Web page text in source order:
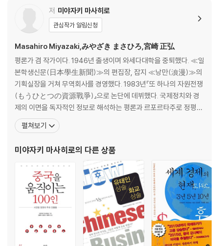
2장. 중국 버블의 끝에 세계 경제의 운명이 달려 있다
중국 버블은 어떻게 팽창되어 왔나?
금융공황은 이미 시작되었다
중국 버블은 과연 어디까지 부풀어 오를까?
비은행권의 융자 축소와 세계 신용공황
중국의 군사기지로 전락하는 나라들
중국에서의 자본 유출은 의도일까, 필연일까?
달러의 지원 없는 통화 발행으로 신용 잃어가는 위안화
중국 서민이 금을 사기 시작하면 위안화는 붕괴하고 만다
3장. 중국의 세계 전략이 실패할 수밖에 없는 이유
중국 채무의 덫에 걸려든 파키스탄, 스리랑카, 캄보디아의 운명은?
브루나이, 몰디브는 베네수엘라의 전철을 밟게 될까?
중국이 파놓은 개발의 덫에 빠지고 있는 아시아 국가들
중국의 아프리카 침공은 과연 성공할 수 있을까?
저 미야자키 마사히로
관심작가 알림신청
Masahiro Miyazaki,みやざき まさひろ,宮崎 正弘
평론가 겸 작가이다. 1946년 출생이며 와세다대학을 중퇴했다. ≪일
본학생신문(日本學生新聞)≫의 편집장, 잡지 ≪낭만(浪漫)≫의
기획실장을 거쳐 무역회사를 경영했다. 1983년『또 하나의 자원전쟁
(もうひとつの資源戰爭)』으로 논단에 데뷔했다. 국제정치와 경
제의 이면을 독자적인 정보로 해석하는 평론과 르포르타주로 정평이
나 있으며, 중국 전문가로서도 왕성한 활동을 하고 있다. 이라크, 이
란, 이스라엘, 튀니지, 파키스탄 등 위험 지역에서의 취재 경험도 풍
이 중국어로 번역·출간되었다. 저서: 『출신지로 알 수 있
펼쳐보기
미야자키 마사히로의 다른 상품